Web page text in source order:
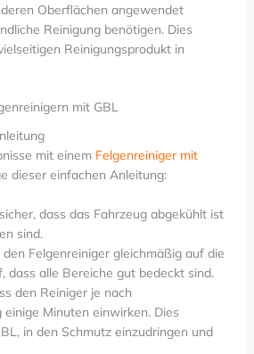
Oberflächen angewendet
Reinigung benötigen. Dies
Reinigungsprodukt in
mit GBL
mit einem Felgenreiniger mit
dieser einfachen Anleitung:
dass das Fahrzeug abgekühlt ist
sind.
Felgenreiniger gleichmäßig auf die
dass alle Bereiche gut bedeckt sind.
den Reiniger je nach
Minuten einwirken. Dies
in den Schmutz einzudringen und